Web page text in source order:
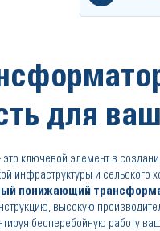
для
ключевой элемент в
инфраструктуры и сельского
понижающий
высокую
бесперебойную работу